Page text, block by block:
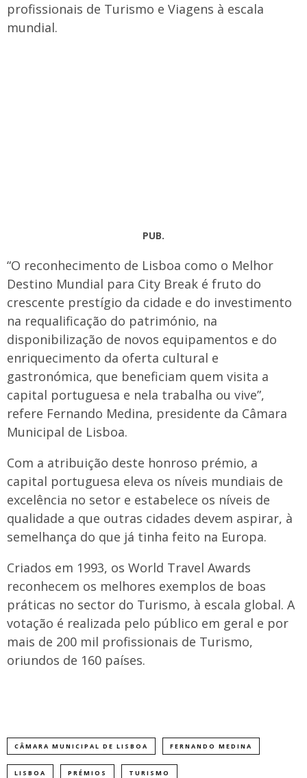
profissionais de Turismo e Viagens à escala
mundial.
PUB.
“O reconhecimento de Lisboa como o Melhor
Destino Mundial para City Break é fruto do
crescente prestígio da cidade e do investimento
na requalificação do património, na
disponibilização de novos equipamentos e do
enriquecimento da oferta cultural e
gastronómica, que beneficiam quem visita a
capital portuguesa e nela trabalha ou vive”,
refere Fernando Medina, presidente da Câmara
Municipal de Lisboa.
Com a atribuição deste honroso prémio, a
capital portuguesa eleva os níveis mundiais de
excelência no setor e estabelece os níveis de
qualidade a que outras cidades devem aspirar, à
semelhança do que já tinha feito na Europa.
Criados em 1993, os World Travel Awards
reconhecem os melhores exemplos de boas
práticas no sector do Turismo, à escala global. A
votação é realizada pelo público em geral e por
mais de 200 mil profissionais de Turismo,
oriundos de 160 países.
CÂMARA MUNICIPAL DE LISBOA FERNANDO MEDINA
LISBOA PRÉMIOS TURISMO